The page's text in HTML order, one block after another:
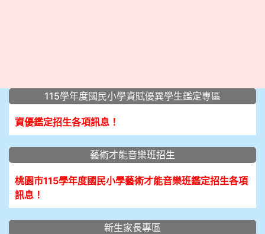
::: 115學年度國民小學資賦優異學生鑑定專區
資優鑑定招生各項訊息！
藝術才能音樂班招生
桃園市115學年度國民小學藝術才能音樂班鑑定招生各項
訊息！
新生家長專區